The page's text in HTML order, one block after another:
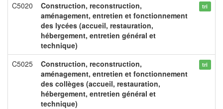
C5020
Construction, reconstruction,
aménagement, entretien et fonctionnement
des lycées (accueil, restauration,
hébergement, entretien général et
technique)
tri
C5025
Construction, reconstruction,
aménagement, entretien et fonctionnement
des collèges (accueil, restauration,
hébergement, entretien général et
technique)
tri